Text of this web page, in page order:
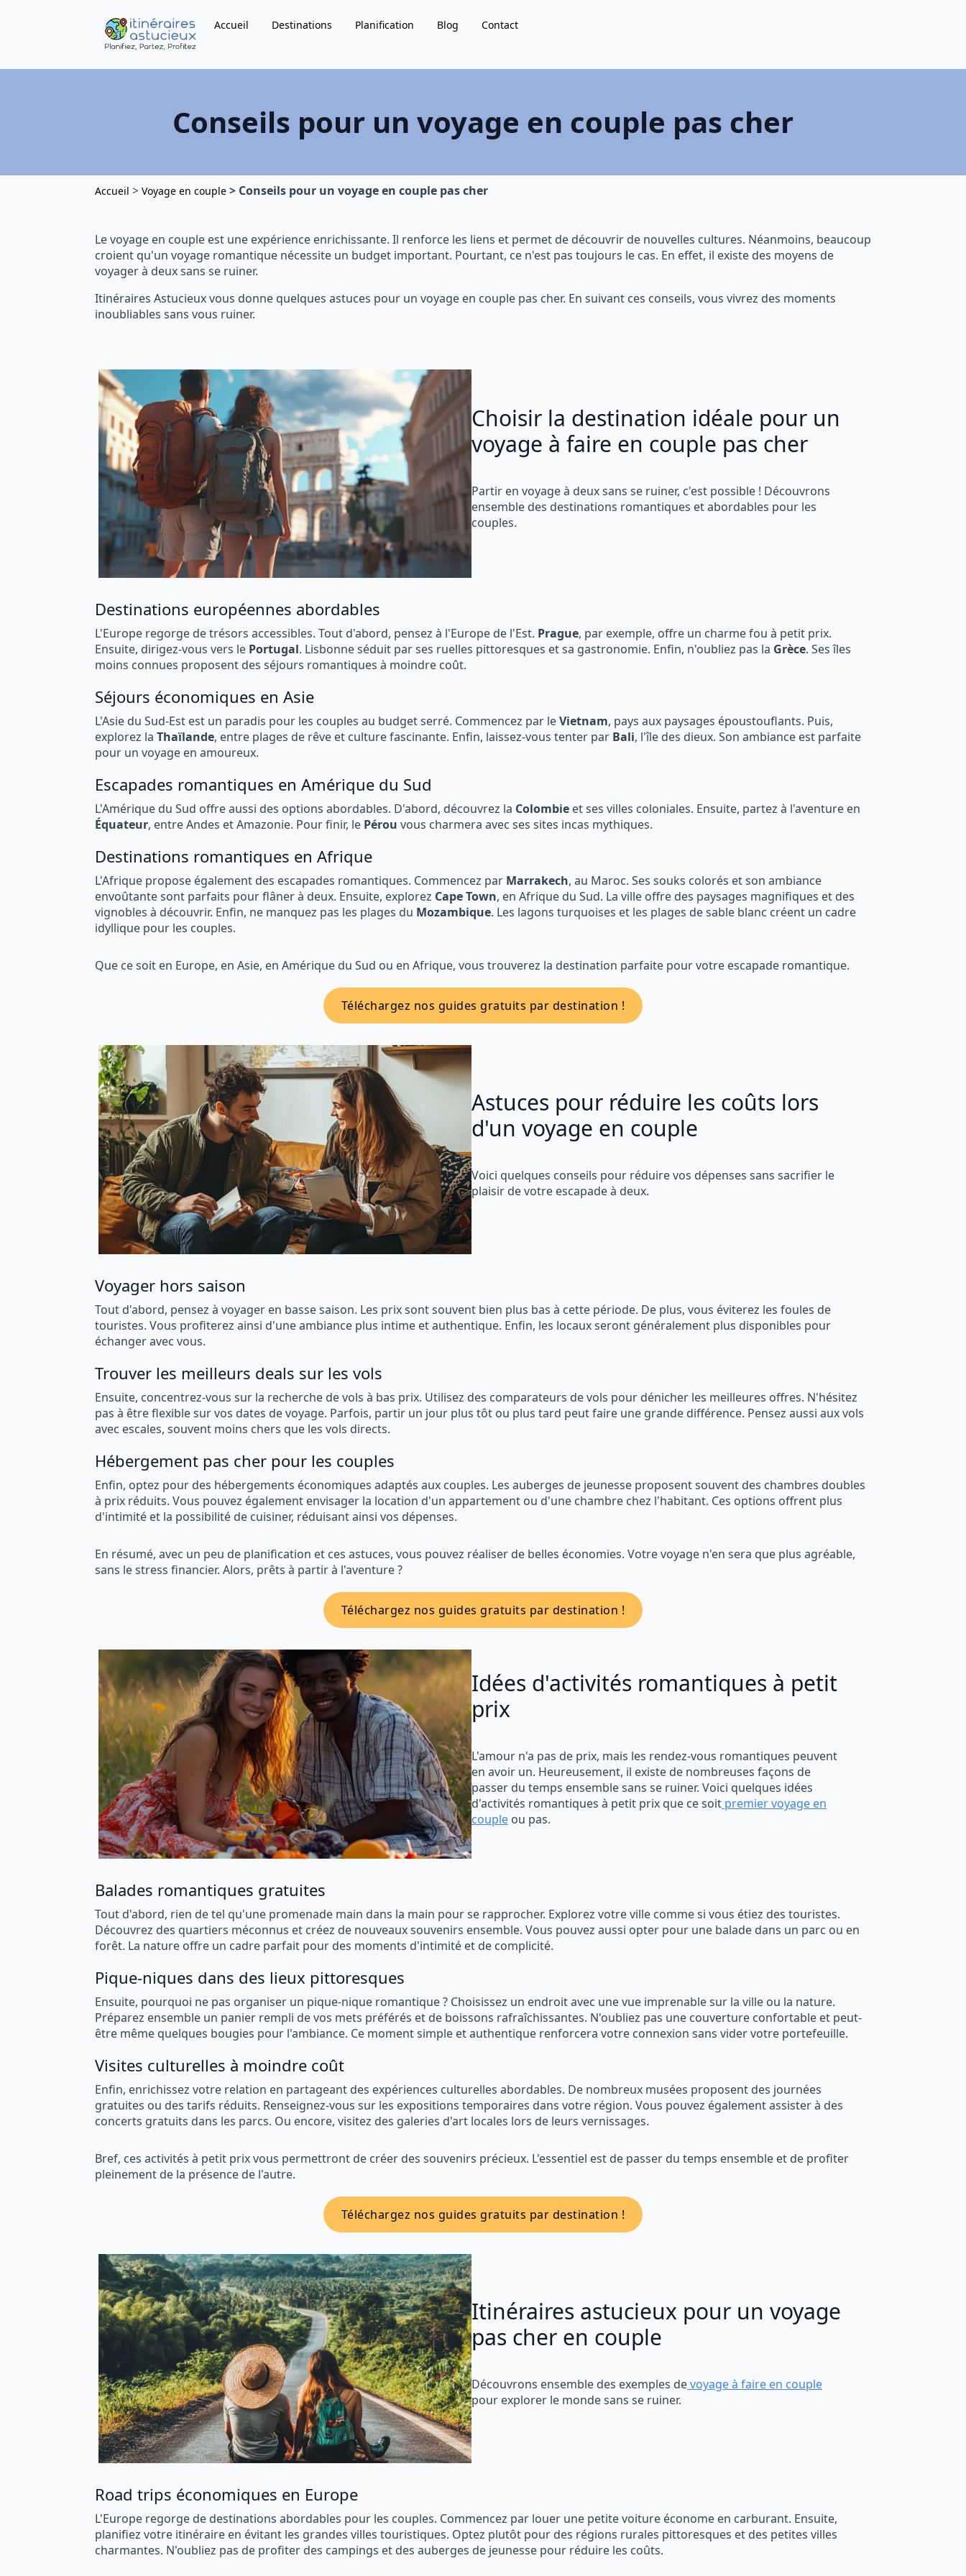
Accueil Destinations Planification Blog Contact
Conseils pour un voyage en couple pas cher
Accueil > Voyage en couple > Conseils pour un voyage en couple pas cher
Le voyage en couple est une expérience enrichissante. Il renforce les liens et permet de découvrir de nouvelles cultures. Néanmoins, beaucoup
croient qu'un voyage romantique nécessite un budget important. Pourtant, ce n'est pas toujours le cas. En effet, il existe des moyens de
voyager à deux sans se ruiner.
Itinéraires Astucieux vous donne quelques astuces pour un voyage en couple pas cher. En suivant ces conseils, vous vivrez des moments
inoubliables sans vous ruiner.
Choisir la destination idéale pour un
voyage à faire en couple pas cher
Partir en voyage à deux sans se ruiner, c'est possible ! Découvrons
ensemble des destinations romantiques et abordables pour les
couples.
Destinations européennes abordables
L'Europe regorge de trésors accessibles. Tout d'abord, pensez à l'Europe de l'Est. Prague, par exemple, offre un charme fou à petit prix.
Ensuite, dirigez-vous vers le Portugal. Lisbonne séduit par ses ruelles pittoresques et sa gastronomie. Enfin, n'oubliez pas la Grèce. Ses îles
moins connues proposent des séjours romantiques à moindre coût.
Séjours économiques en Asie
L'Asie du Sud-Est est un paradis pour les couples au budget serré. Commencez par leVietnam, pays aux paysages époustouflants. Puis,
explorez la Thaïlande, entre plages de rêve et culture fascinante. Enfin, laissez-vous tenter par Bali, l'île des dieux. Son ambiance est parfaite
pour un voyage en amoureux.
Escapades romantiques en Amérique du Sud
L'Amérique du Sud offre aussi des options abordables. D'abord, découvrez la Colombie et ses villes coloniales. Ensuite, partez à l'aventure en
Équateur, entre Andes et Amazonie. Pour finir, le Pérou vous charmera avec ses sites incas mythiques.
Destinations romantiques en Afrique
L'Afrique propose également des escapades romantiques. Commencez par Marrakech, au Maroc. Ses souks colorés et son ambiance
envoûtante sont parfaits pour flâner à deux. Ensuite, explorez Cape Town, en Afrique du Sud. La ville offre des paysages magnifiques et des
vignobles à découvrir. Enfin, ne manquez pas les plages du Mozambique. Les lagons turquoises et les plages de sable blanc créent un cadre
idyllique pour les couples.
Que ce soit en Europe, en Asie, en Amérique du Sud ou en Afrique, vous trouverez la destination parfaite pour votre escapade romantique.
Téléchargez nos guides gratuits par destination !
Astuces pour réduire les coûts lors
d'un voyage en couple
Voici quelques conseils pour réduire vos dépenses sans sacrifier le
plaisir de votre escapade à deux.
Voyager hors saison
Tout d'abord, pensez à voyager en basse saison. Les prix sont souvent bien plus bas à cette période. De plus, vous éviterez les foules de
touristes. Vous profiterez ainsi d'une ambiance plus intime et authentique. Enfin, les locaux seront généralement plus disponibles pour
échanger avec vous.
Trouver les meilleurs deals sur les vols
Ensuite, concentrez-vous sur la recherche de vols à bas prix. Utilisez des comparateurs de vols pour dénicher les meilleures offres. N'hésitez
pas à être flexible sur vos dates de voyage. Parfois, partir un jour plus tôt ou plus tard peut faire une grande différence. Pensez aussi aux vols
avec escales, souvent moins chers que les vols directs.
Hébergement pas cher pour les couples
Enfin, optez pour des hébergements économiques adaptés aux couples. Les auberges de jeunesse proposent souvent des chambres doubles
à prix réduits. Vous pouvez également envisager la location d'un appartement ou d'une chambre chez l'habitant. Ces options offrent plus
d'intimité et la possibilité de cuisiner, réduisant ainsi vos dépenses.
En résumé, avec un peu de planification et ces astuces, vous pouvez réaliser de belles économies. Votre voyage n'en sera que plus agréable,
sans le stress financier. Alors, prêts à partir à l'aventure ?
Téléchargez nos guides gratuits par destination !
Idées d'activités romantiques à petit
prix
L'amour n'a pas de prix, mais les rendez-vous romantiques peuvent
en avoir un. Heureusement, il existe de nombreuses façons de
passer du temps ensemble sans se ruiner. Voici quelques idées
d'activités romantiques à petit prix que ce soit premier voyage en
couple ou pas.
Balades romantiques gratuites
Tout d'abord, rien de tel qu'une promenade main dans la main pour se rapprocher. Explorez votre ville comme si vous étiez des touristes.
Découvrez des quartiers méconnus et créez de nouveaux souvenirs ensemble. Vous pouvez aussi opter pour une balade dans un parc ou en
forêt. La nature offre un cadre parfait pour des moments d'intimité et de complicité.
Pique-niques dans des lieux pittoresques
Ensuite, pourquoi ne pas organiser un pique-nique romantique ? Choisissez un endroit avec une vue imprenable sur la ville ou la nature.
Préparez ensemble un panier rempli de vos mets préférés et de boissons rafraîchissantes. N'oubliez pas une couverture confortable et peut-
être même quelques bougies pour l'ambiance. Ce moment simple et authentique renforcera votre connexion sans vider votre portefeuille.
Visites culturelles à moindre coût
Enfin, enrichissez votre relation en partageant des expériences culturelles abordables. De nombreux musées proposent des journées
gratuites ou des tarifs réduits. Renseignez-vous sur les expositions temporaires dans votre région. Vous pouvez également assister à des
concerts gratuits dans les parcs. Ou encore, visitez des galeries d'art locales lors de leurs vernissages.
Bref, ces activités à petit prix vous permettront de créer des souvenirs précieux. L'essentiel est de passer du temps ensemble et de profiter
pleinement de la présence de l'autre.
Téléchargez nos guides gratuits par destination !
Itinéraires astucieux pour un voyage
pas cher en couple
Découvrons ensemble des exemples devoyage à faire en couple
pour explorer le monde sans se ruiner.
Road trips économiques en Europe
L'Europe regorge de destinations abordables pour les couples. Commencez par louer une petite voiture économe en carburant. Ensuite,
planifiez votre itinéraire en évitant les grandes villes touristiques. Optez plutôt pour des régions rurales pittoresques et des petites villes
charmantes. N'oubliez pas de profiter des campings et des auberges de jeunesse pour réduire les coûts.